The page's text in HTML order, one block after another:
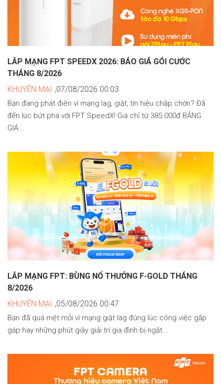
LẮP MẠNG FPT SPEEDX 2026: BÁO GIÁ GÓI CƯỚC
THÁNG 8/2026
KHUYẾN MẠI ,07/08/2026 00:03
Bạn đang phát điên vì mạng lag, giật, tín hiệu chập chờn? Đã
đến lúc bứt phá với FPT SpeedX! Giá chỉ từ 385.000đ BẢNG
GIÁ...
LẮP MẠNG FPT: BÙNG NỔ THƯỞNG F-GOLD THÁNG
8/2026
KHUYẾN MẠI ,05/08/2026 00:47
Bạn đã quá mệt mỏi vì mạng giật lag đúng lúc công việc gấp
gáp hay những phút giây giải trí gia đình bị ngắt...